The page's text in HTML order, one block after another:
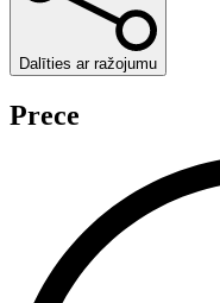
Dalīties ar ražojumu
Prece